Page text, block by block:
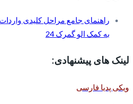
راهنمای جامع مراحل کلیدی
به کمک الو گمرک 24
لینک های پیشنهادی:
ویکی پدیا فارسی